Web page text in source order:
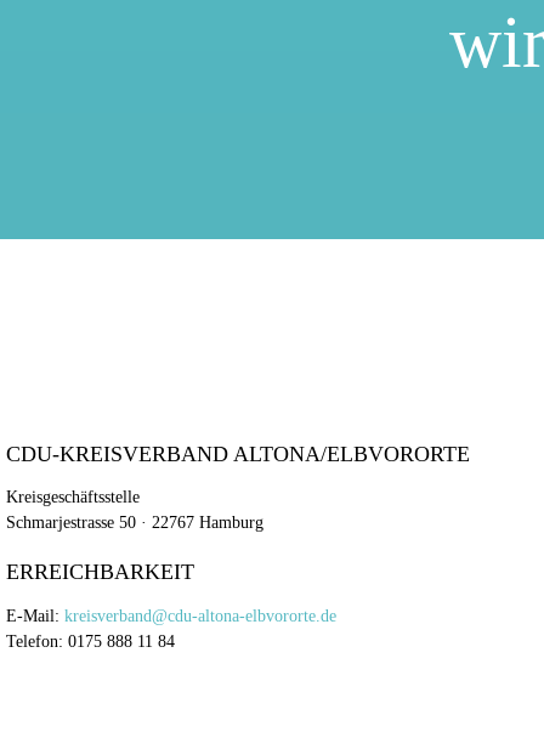
CDU-KREISVERBAND ALTONA/ELBVORORTE
Kreisgeschäftsstelle
Schmarjestrasse 50 · 22767 Hamburg
ERREICHBARKEIT
E-Mail: kreisverband@cdu-altona-elbvororte.de
Telefon: 0175 888 11 84